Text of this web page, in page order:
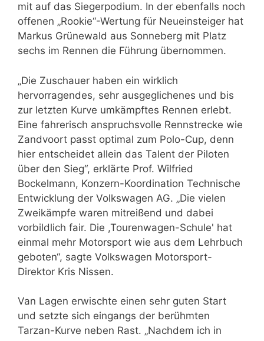
mit auf das Siegerpodium. In der ebenfalls noch
offenen „Rookie“-Wertung für Neueinsteiger hat
Markus Grünewald aus Sonneberg mit Platz
sechs im Rennen die Führung übernommen.
„Die Zuschauer haben ein wirklich
hervorragendes, sehr ausgeglichenes und bis
zur letzten Kurve umkämpftes Rennen erlebt.
Eine fahrerisch anspruchsvolle Rennstrecke wie
Zandvoort passt optimal zum Polo-Cup, denn
hier entscheidet allein das Talent der Piloten
über den Sieg“, erklärte Prof. Wilfried
Bockelmann, Konzern-Koordination Technische
Entwicklung der Volkswagen AG. „Die vielen
Zweikämpfe waren mitreißend und dabei
vorbildlich fair. Die ,Tourenwagen-Schule' hat
einmal mehr Motorsport wie aus dem Lehrbuch
geboten“, sagte Volkswagen Motorsport-
Direktor Kris Nissen.
Van Lagen erwischte einen sehr guten Start
und setzte sich eingangs der berühmten
Tarzan-Kurve neben Rast. „Nachdem ich in